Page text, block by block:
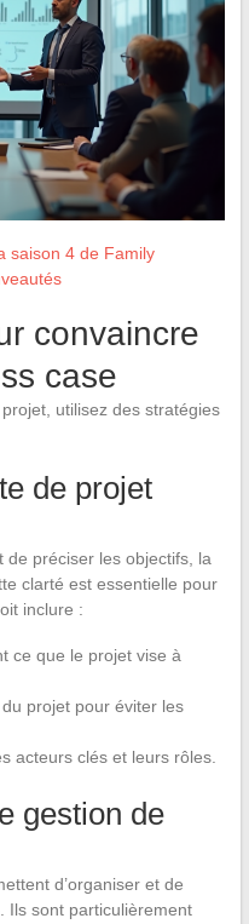
saison 4 de Family
convaincre
case
utilisez des stratégies
de projet
préciser les objectifs, la
clarté est essentielle pour
inclure :
ce que le projet vise à
projet pour éviter les
acteurs clés et leurs rôles.
gestion de
d’organiser et de
Ils sont particulièrement